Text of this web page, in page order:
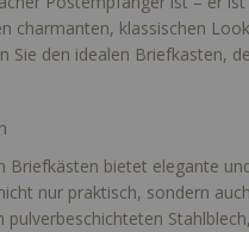
charmanten, klassischen
Sie den idealen Briefkasten,
Briefkästen bietet elegante
nur praktisch, sondern